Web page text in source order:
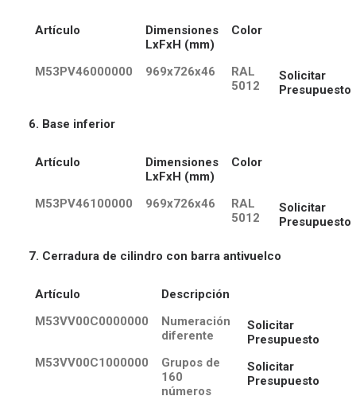
Artículo
Dimensiones
LxFxH (mm)
Color
M53PV46000000 969x726x46
RAL
5012
Solicitar
Presupuesto
6. Base inferior
Artículo
Dimensiones
LxFxH (mm)
Color
M53PV46100000 969x726x46
RAL
5012
Solicitar
Presupuesto
7. Cerradura de cilindro con barra antivuelco
Artículo
Descripción
M53VV00C0000000
Numeración
diferente
Solicitar
Presupuesto
M53VV00C1000000
Grupos de
160
números
Solicitar
Presupuesto